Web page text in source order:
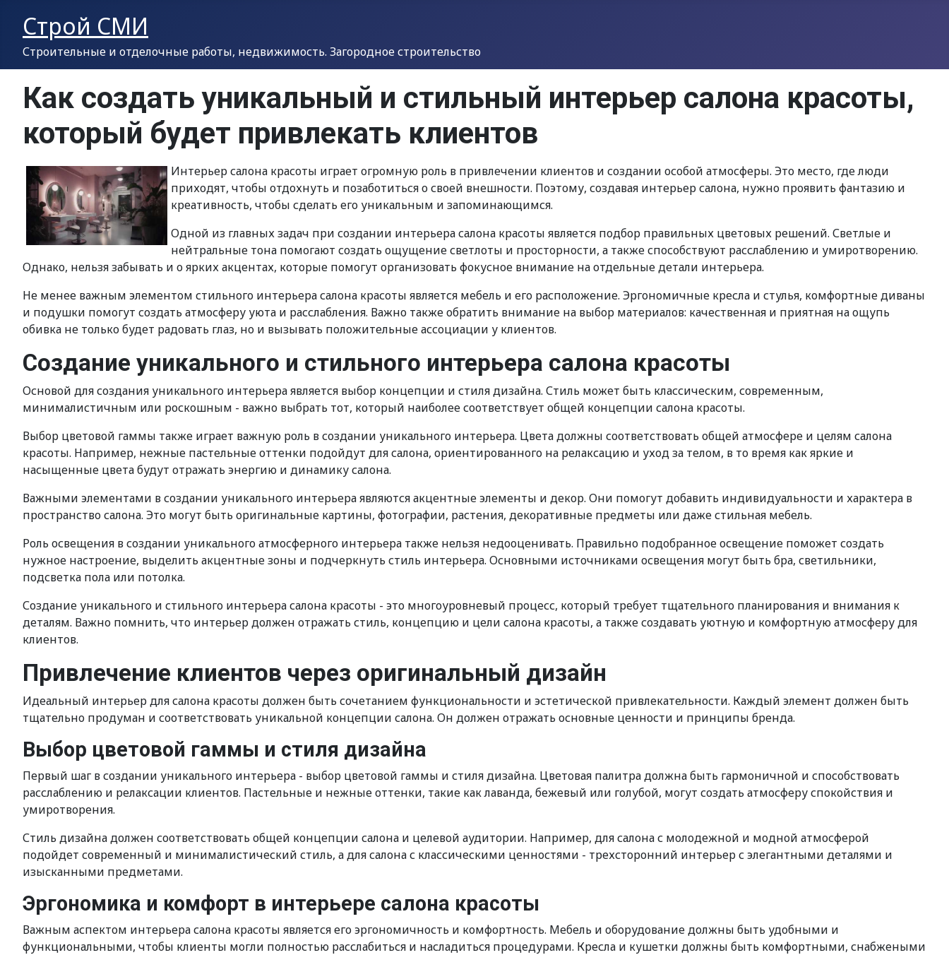
Строй СМИ
Строительные и отделочные работы, недвижимость. Загородное строительство
Как создать уникальный и стильный интерьер салона красоты,
который будет привлекать клиентов
Интерьер салона красоты играет огромную роль в привлечении клиентов и создании особой атмосферы. Это место, где люди
приходят, чтобы отдохнуть и позаботиться о своей внешности. Поэтому, создавая интерьер салона, нужно проявить фантазию и
креативность, чтобы сделать его уникальным и запоминающимся.
Одной из главных задач при создании интерьера салона красоты является подбор правильных цветовых решений. Светлые и
нейтральные тона помогают создать ощущение светлоты и просторности, а также способствуют расслаблению и умиротворению.
Однако, нельзя забывать и о ярких акцентах, которые помогут организовать фокусное внимание на отдельные детали интерьера.
Не менее важным элементом стильного интерьера салона красоты является мебель и его расположение. Эргономичные кресла и стулья, комфортные диваны
и подушки помогут создать атмосферу уюта и расслабления. Важно также обратить внимание на выбор материалов: качественная и приятная на ощупь
обивка не только будет радовать глаз, но и вызывать положительные ассоциации у клиентов.
Создание уникального и стильного интерьера салона красоты
Основой для создания уникального интерьера является выбор концепции и стиля дизайна. Стиль может быть классическим, современным,
минималистичным или роскошным - важно выбрать тот, который наиболее соответствует общей концепции салона красоты.
Выбор цветовой гаммы также играет важную роль в создании уникального интерьера. Цвета должны соответствовать общей атмосфере и целям салона
красоты. Например, нежные пастельные оттенки подойдут для салона, ориентированного на релаксацию и уход за телом, в то время как яркие и
насыщенные цвета будут отражать энергию и динамику салона.
Важными элементами в создании уникального интерьера являются акцентные элементы и декор. Они помогут добавить индивидуальности и характера в
пространство салона. Это могут быть оригинальные картины, фотографии, растения, декоративные предметы или даже стильная мебель.
Роль освещения в создании уникального атмосферного интерьера также нельзя недооценивать. Правильно подобранное освещение поможет создать
нужное настроение, выделить акцентные зоны и подчеркнуть стиль интерьера. Основными источниками освещения могут быть бра, светильники,
подсветка пола или потолка.
Создание уникального и стильного интерьера салона красоты - это многоуровневый процесс, который требует тщательного планирования и внимания к
деталям. Важно помнить, что интерьер должен отражать стиль, концепцию и цели салона красоты, а также создавать уютную и комфортную атмосферу для
клиентов.
Привлечение клиентов через оригинальный дизайн
Идеальный интерьер для салона красоты должен быть сочетанием функциональности и эстетической привлекательности. Каждый элемент должен быть
тщательно продуман и соответствовать уникальной концепции салона. Он должен отражать основные ценности и принципы бренда.
Выбор цветовой гаммы и стиля дизайна
Первый шаг в создании уникального интерьера - выбор цветовой гаммы и стиля дизайна. Цветовая палитра должна быть гармоничной и способствовать
расслаблению и релаксации клиентов. Пастельные и нежные оттенки, такие как лаванда, бежевый или голубой, могут создать атмосферу спокойствия и
умиротворения.
Стиль дизайна должен соответствовать общей концепции салона и целевой аудитории. Например, для салона с молодежной и модной атмосферой
подойдет современный и минималистический стиль, а для салона с классическими ценностями - трехсторонний интерьер с элегантными деталями и
изысканными предметами.
Эргономика и комфорт в интерьере салона красоты
Важным аспектом интерьера салона красоты является его эргономичность и комфортность. Мебель и оборудование должны быть удобными и
функциональными, чтобы клиенты могли полностью расслабиться и насладиться процедурами. Кресла и кушетки должны быть комфортными, снабжеными